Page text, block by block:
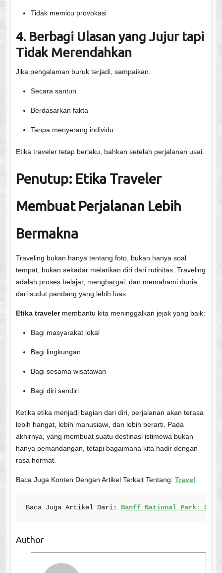
Tidak memicu provokasi
4. Berbagi Ulasan yang Jujur tapi
Tidak Merendahkan
Jika pengalaman buruk terjadi, sampaikan:
Secara santun
Berdasarkan fakta
Tanpa menyerang individu
Etika traveler tetap berlaku, bahkan setelah perjalanan usai.
Penutup: Etika Traveler
Membuat Perjalanan Lebih
Bermakna
Traveling bukan hanya tentang foto, bukan hanya soal
tempat, bukan sekadar melarikan diri dari rutinitas. Traveling
adalah proses belajar, menghargai, dan memahami dunia
dari sudut pandang yang lebih luas.
Etika travelermembantu kita meninggalkan jejak yang baik:
Bagi masyarakat lokal
Bagi lingkungan
Bagi sesama wisatawan
Bagi diri sendiri
Ketika etika menjadi bagian dari diri, perjalanan akan terasa
lebih hangat, lebih manusiawi, dan lebih berarti. Pada
akhirnya, yang membuat suatu destinasi istimewa bukan
hanya pemandangan, tetapi bagaimana kita hadir dengan
rasa hormat.
Baca Juga Konten Dengan Artikel Terkait Tentang: Travel
Baca Juga Artikel Dari: Banff National Park: Surga
Author